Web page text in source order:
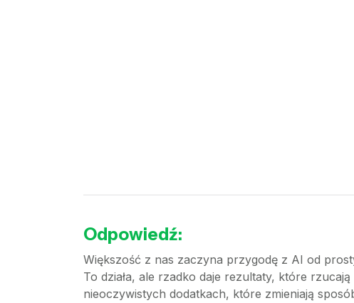
Odpowiedź:
Większość z nas zaczyna przygodę z AI od
To działa, ale rzadko daje rezultaty, które
nieoczywistych dodatkach, które zmieniają